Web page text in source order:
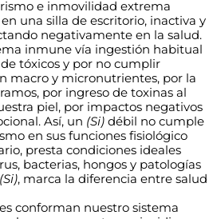
e inmovilidad extrema
una silla de escritorio, inactiva y
negativamente en la salud.
inmune vía ingestión habitual
tóxicos y por no cumplir
macro y micronutrientes, por la
por ingreso de toxinas al
piel, por impactos negativos
Así, un (Si) débil no cumple
en sus funciones fisiológico
presta condiciones ideales
bacterias, hongos y patologías
(Si), marca la diferencia entre salud
conforman nuestro sistema